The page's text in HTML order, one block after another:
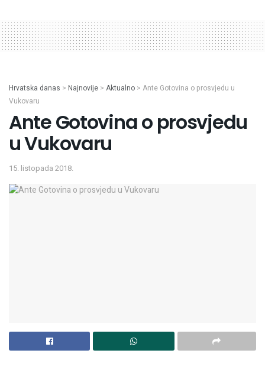
Hrvatska danas > Najnovije > Aktualno > Ante Gotovina o prosvjedu u
Vukovaru
Ante Gotovina o prosvjedu
u Vukovaru
15. listopada 2018.